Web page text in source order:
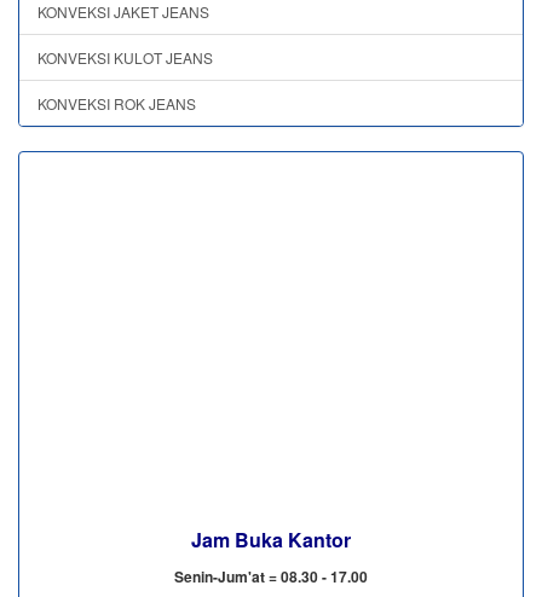
KONVEKSI JAKET JEANS
KONVEKSI KULOT JEANS
KONVEKSI ROK JEANS
Jam Buka Kantor
Senin-Jum'at = 08.30 - 17.00